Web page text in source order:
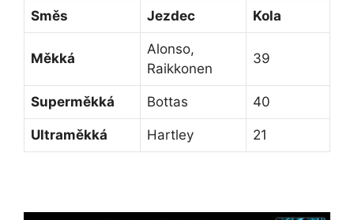
Směs Jezdec Kola
Měkká
Alonso,
Raikkonen
39
Superměkká Bottas 40
Ultraměkká Hartley 21